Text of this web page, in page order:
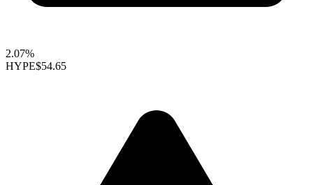
2.07%
HYPE$54.65